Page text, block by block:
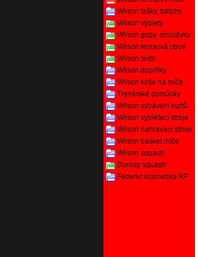
Wilson tašky, batohy
Wilson výplety
Wilson gripy, omotávky
Wilson tenisová obuv
Wilson textil
Wilson doplňky
Wilson koše na míče
Trenérské pomůcky
Wilson vybavení kurtů
Wilson vyplétací stroje
Wilson nahrávací stroje
Wilson basket míče
Wilson squash
Dunlop squash
Federer kosmetika RF